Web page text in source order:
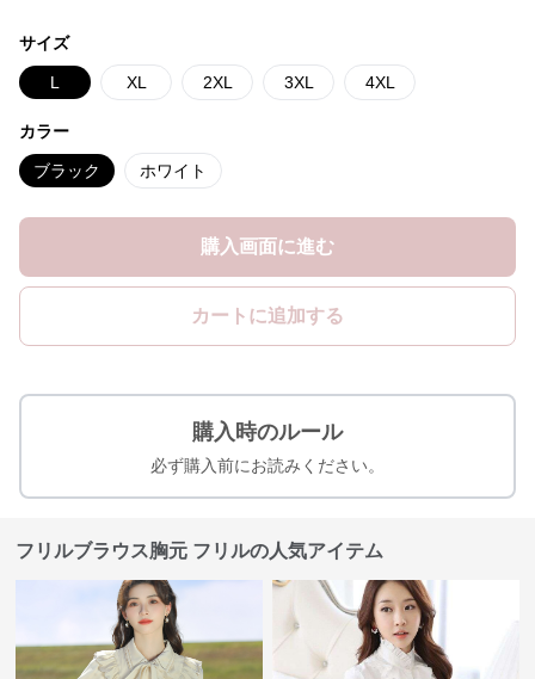
サイズ
L XL 2XL 3XL 4XL
カラー
ブラック ホワイト
購入画面に進む
カートに追加する
購入時のルール
必ず購入前にお読みください。
フリルブラウス胸元 フリルの人気アイテム